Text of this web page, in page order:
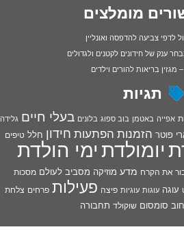
מומלצים
לדפי צביעה להדפסה ואונליין
ענק של חידונים לקטנים ולגדולים
מגזין בריאות להורים וילדים
תגיות
אפייה באטמן בוב ספוג בלונים בעלי חיים גלידה
פוטר הזמנות הפתעות חידון חלל טיפים יומולדתימי הולדת
את הקרח מדע מוזיקה מסביב לעולם מסכות
עוגה עוגות עוגיות פיצה פעילות פרחים צלחת
סומסום שוקולד תחבורה